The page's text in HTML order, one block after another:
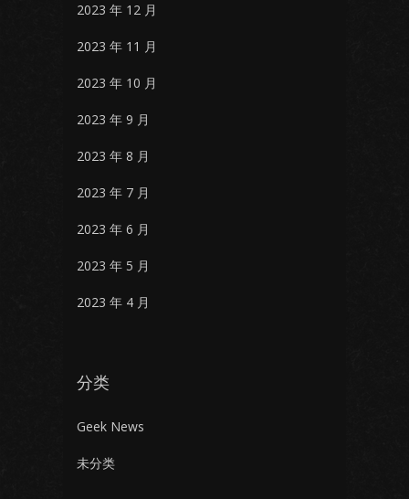
2023 年 12 月
2023 年 11 月
2023 年 10 月
2023 年 9 月
2023 年 8 月
2023 年 7 月
2023 年 6 月
2023 年 5 月
2023 年 4 月
分类
Geek News
未分类